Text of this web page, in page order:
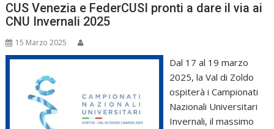
CUS Venezia e FederCUSI pronti a dare il via ai
CNU Invernali 2025
15 Marzo 2025
Dal 17 al 19 marzo
2025, la Val di Zoldo
ospiterà i Campionati
Nazionali Universitari
Invernali, il massimo